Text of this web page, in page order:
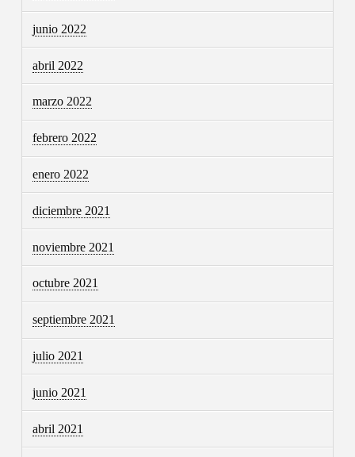
junio 2022
abril 2022
marzo 2022
febrero 2022
enero 2022
diciembre 2021
noviembre 2021
octubre 2021
septiembre 2021
julio 2021
junio 2021
abril 2021